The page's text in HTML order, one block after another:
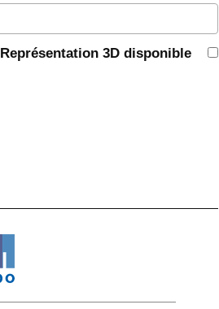
Représentation 3D disponible